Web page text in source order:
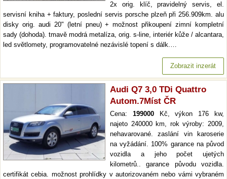
2x orig. klíč, pravidelný servis, el.
servisní kniha + faktury, poslední servis porsche plzeň při 256.909km. alu
disky orig. audi 20" (letní pneu) + možnost přikoupení zimní kompletní
sady (dohoda). tmavě modrá metalíza, orig. s-line, interiér kůže / alcantara,
led světlomety, programovatelné nezávislé topení s dálk.…
Zobrazit inzerát
Audi Q7 3,0 TDi Quattro
Autom.7Míst ČR
Cena: 199000Kč, výkon 176 kw,
najeto 240000 km, rok výroby: 2009,
nehavarované. zaslání vin karoserie
na vyžádání. 100% garance na původ
vozidla a jeho počet ujetých
kilometrů.. garance původu vozidla.
certifikát cebia. možnost prohlídky v autorizovaném nebo vámi vybraném